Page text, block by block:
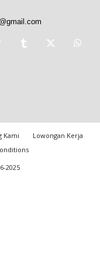
Kami
Lowongan Kerja
2025